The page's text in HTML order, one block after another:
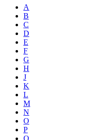
A
B
C
D
E
F
G
H
J
K
L
M
N
O
P
Q